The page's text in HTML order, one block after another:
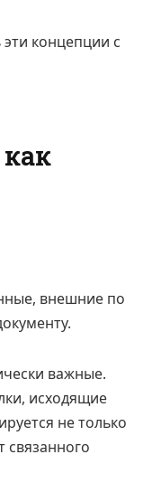
концепции с
внешние по
важные.
исходящие
не только
связанного